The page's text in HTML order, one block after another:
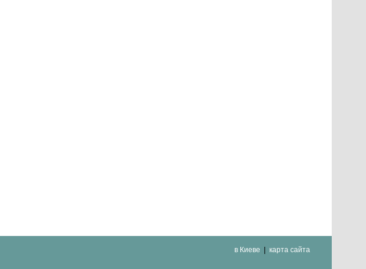
в Киеве карта сайта